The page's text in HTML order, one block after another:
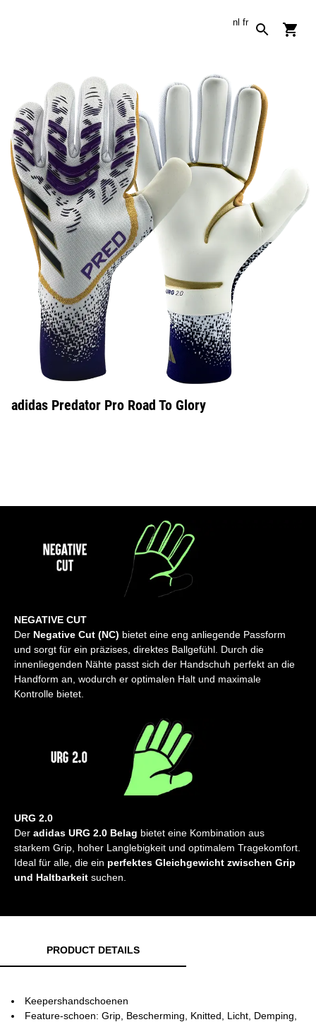
nl fr
adidas Predator Pro Road To Glory
NEGATIVE CUT
Der Negative Cut (NC) bietet eine eng anliegende Passform
und sorgt für ein präzises, direktes Ballgefühl. Durch die
innenliegenden Nähte passt sich der Handschuh perfekt an die
Handform an, wodurch er optimalen Halt und maximale
Kontrolle bietet.
URG 2.0
Der adidas URG 2.0 Belag bietet eine Kombination aus
starkem Grip, hoher Langlebigkeit und optimalem Tragekomfort.
Ideal für alle, die ein perfektes Gleichgewicht zwischen Grip
und Haltbarkeit suchen.
PRODUCT DETAILS
Keepershandschoenen
Feature-schoen: Grip, Bescherming, Knitted, Licht, Demping,